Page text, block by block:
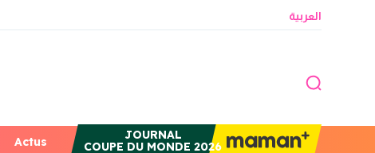
العربية
Actus
JOURNAL
COUPE DU MONDE 2026